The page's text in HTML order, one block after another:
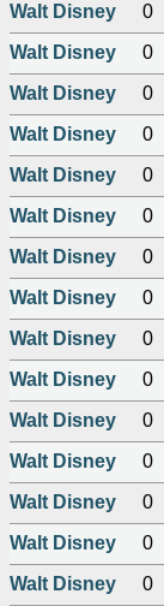
Walt Disney
0
Walt Disney
0
Walt Disney
0
Walt Disney
0
Walt Disney
0
Walt Disney
0
Walt Disney
0
Walt Disney
0
Walt Disney
0
Walt Disney
0
Walt Disney
0
Walt Disney
0
Walt Disney
0
Walt Disney
0
Walt Disney
0